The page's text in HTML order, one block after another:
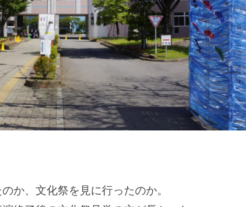
か、文化祭を見に行ったのか。